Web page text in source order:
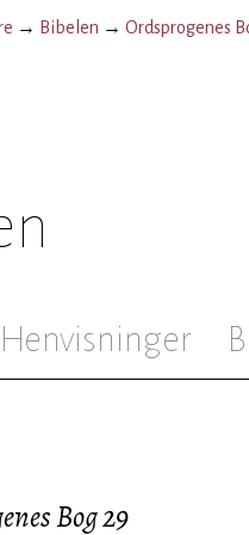
→ Bibelen → Ordsprogenes
Henvisninger
Bog 29